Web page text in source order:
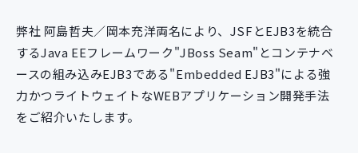
新規開発サービス
導入事例
イベント・セミナー
弊社 阿島哲夫／岡本充洋両名により、JSFとEJB3を統合
するJava EEフレームワーク"JBoss Seam"とコンテナベ
ースの組み込みEJB3である"Embedded EJB3"による強
力かつライトウェイトなWEBアプリケーション開発手法
をご紹介いたします。